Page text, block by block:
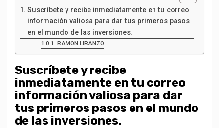
Suscríbete y recibe inmediatamente en tu correo
información valiosa para dar tus primeros pasos
en el mundo de las inversiones.
RAMON LIRANZO
Suscríbete y recibe
inmediatamente en tu correo
información valiosa para dar
tus primeros pasos en el mundo
de las inversiones.